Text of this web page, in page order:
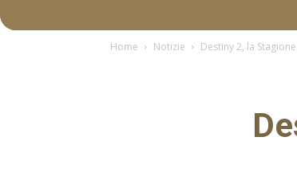
Home Notizie Destiny 2, la